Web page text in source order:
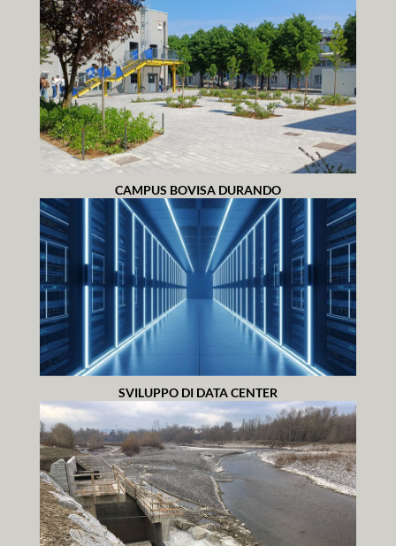
CAMPUS BOVISA DURANDO
SVILUPPO DI DATA CENTER